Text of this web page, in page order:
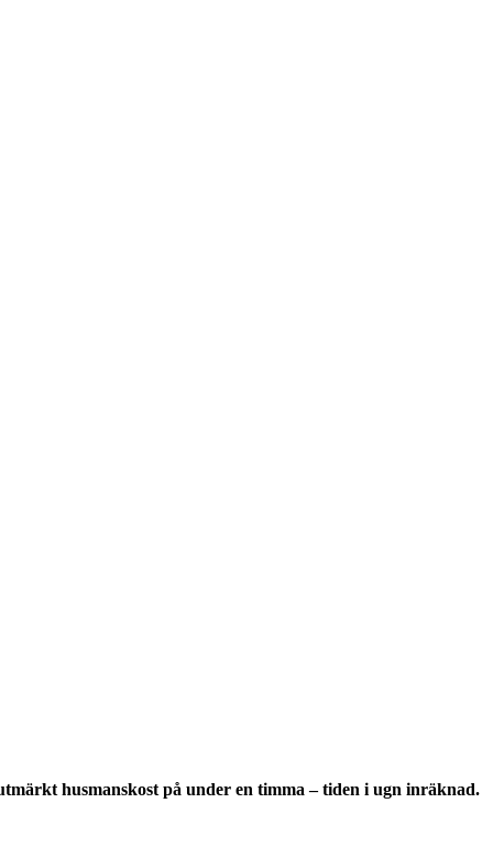
husmanskost på under en timma – tiden i ugn inräknad.